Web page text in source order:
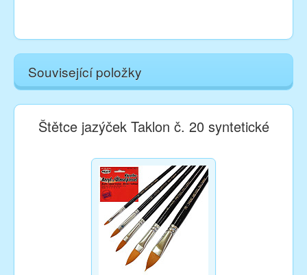
Související položky
Štětce jazýček Taklon č. 20 syntetické